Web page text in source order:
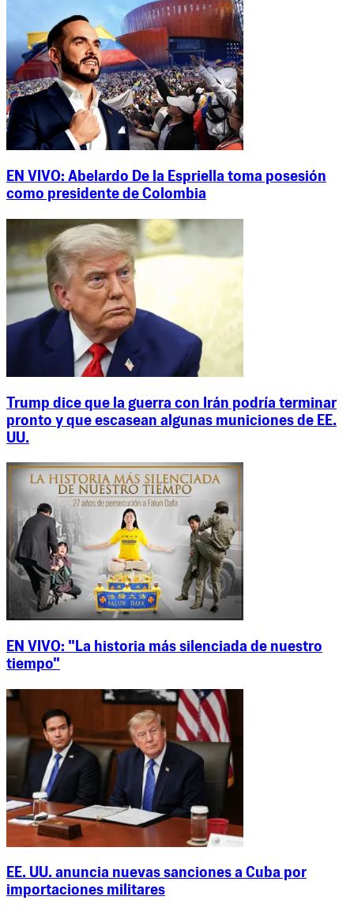
EN VIVO: Abelardo De la Espriella toma posesión
como presidente de Colombia
Trump dice que la guerra con Irán podría terminar
pronto y que escasean algunas municiones de EE.
UU.
EN VIVO: "La historia más silenciada de nuestro
tiempo"
EE. UU. anuncia nuevas sanciones a Cuba por
importaciones militares